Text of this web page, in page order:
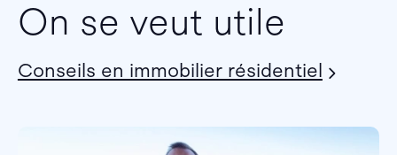
On se veut utile
Conseils en immobilier résidentiel